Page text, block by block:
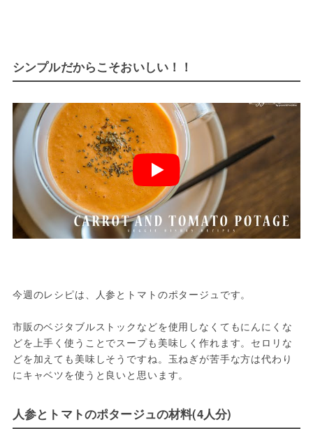
シンプルだからこそおいしい！！
今週のレシピは、人参とトマトのポタージュです。
市販のベジタブルストックなどを使用しなくてもにんにくな
どを上手く使うことでスープも美味しく作れます。セロリな
どを加えても美味しそうですね。玉ねぎが苦手な方は代わり
にキャベツを使うと良いと思います。
人参とトマトのポタージュの材料(4人分)